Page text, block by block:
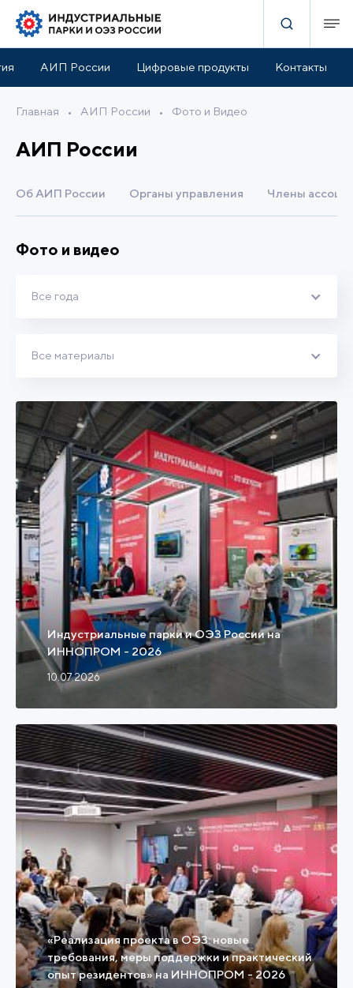
АИП России Цифровые продукты Контакты
Главная • АИП России • Фото и Видео
АИП России
Об АИП России Органы управления Члены
Фото и видео
Все года
Все материалы
Индустриальные парки и ОЭЗ России на
ИННОПРОМ - 2026
10.07.2026
«Реализация проекта в ОЭЗ: новые
требования, меры поддержки и практический
опыт резидентов» на ИННОПРОМ - 2026